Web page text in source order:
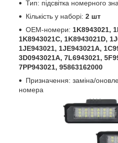
Тип: підсвітка номерного
Кількість у наборі: 2 шт
OEM-номери: 1K8943021,
1K8943021C, 1K8943021D,
1JE943021, 1JE943021A,
3D0943021A, 7L6943021,
7PP943021, 95863162000
Призначення: заміна/
номера